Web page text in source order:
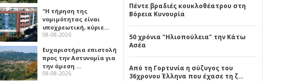
"Η τήρηση της
νομιμότητας είναι
υποχρεωτική, κύριε…
08-08-2026
Ευχαριστήρια επιστολή
προς την Αστυνομία για
την άμεση …
08-08-2026
Πέντε βραδιές κουκλοθέατρου στη
Βόρεια Κυνουρία
50 χρόνια "Ηλιοπούλεια" την Κάτω
Ασέα
Από τη Γορτυνία η σύζυγος του
36χρονου Έλληνα που έχασε τη ζ…